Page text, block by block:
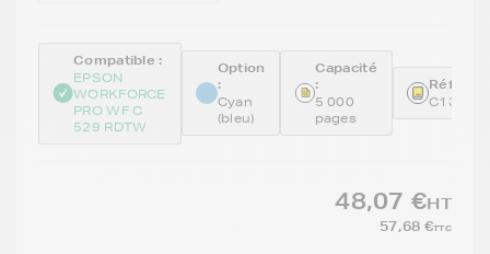
Compatible :
EPSON
WORKFORCE
PRO WF C
529 RDTW
Option
:
Cyan
(bleu)
Capacité
:
5 000
pages
48,07 €HT
57,68 €TTC